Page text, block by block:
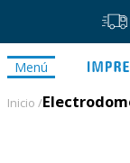
Menú
Inicio /